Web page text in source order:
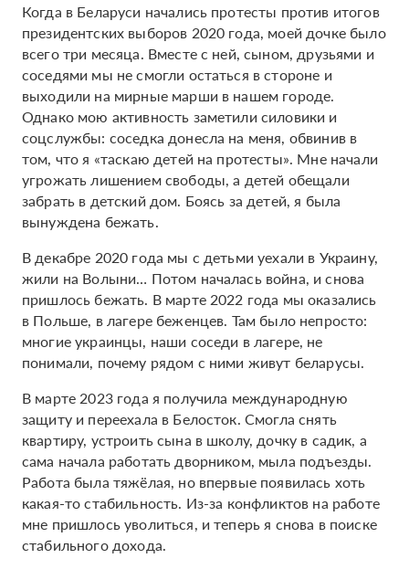
Когда в Беларуси начались протесты против итогов
президентских выборов 2020 года, моей дочке было
всего три месяца. Вместе с ней, сыном, друзьями и
соседями мы не смогли остаться в стороне и
выходили на мирные марши в нашем городе.
Однако мою активность заметили силовики и
соцслужбы: соседка донесла на меня, обвинив в
том, что я «таскаю детей на протесты». Мне начали
угрожать лишением свободы, а детей обещали
забрать в детский дом. Боясь за детей, я была
вынуждена бежать.
В декабре 2020 года мы с детьми уехали в Украину,
жили на Волыни… Потом началась война, и снова
пришлось бежать. В марте 2022 года мы оказались
в Польше, в лагере беженцев. Там было непросто:
многие украинцы, наши соседи в лагере, не
понимали, почему рядом с ними живут беларусы.
В марте 2023 года я получила международную
защиту и переехала в Белосток. Смогла снять
квартиру, устроить сына в школу, дочку в садик, а
сама начала работать дворником, мыла подъезды.
Работа была тяжёлая, но впервые появилась хоть
какая-то стабильность. Из-за конфликтов на работе
мне пришлось уволиться, и теперь я снова в поиске
стабильного дохода.